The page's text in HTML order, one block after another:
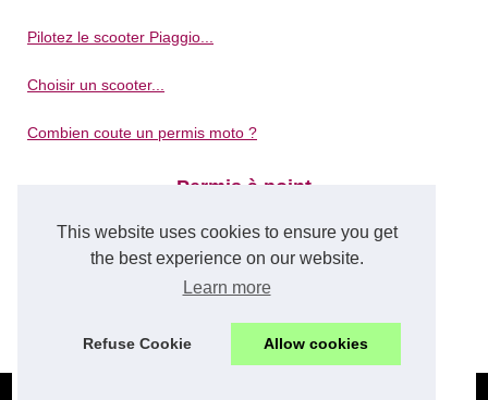
This website uses cookies to ensure you get
the best experience on our website.
Learn more
Refuse Cookie Allow cookies
Pilotez le scooter Piaggio...
Choisir un scooter...
Combien coute un permis moto ?
Permis à point
Stages de récupération de...
Les avantages de passer son...
Portail du permis de conduire...